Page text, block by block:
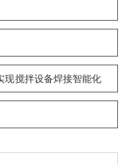
现搅拌设备焊接智能化